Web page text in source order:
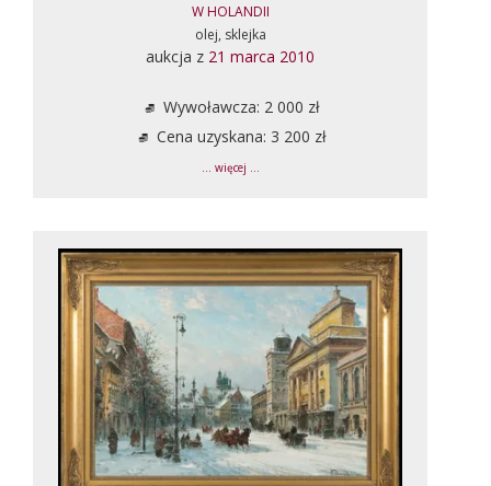
W HOLANDII
olej, sklejka
aukcja z 21 marca 2010
Wywoławcza: 2 000 zł
Cena uzyskana: 3 200 zł
... więcej ...